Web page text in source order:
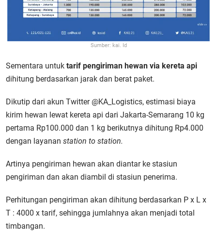
Sumber: kai. Id
Sementara untuk tarif pengiriman hewan via kereta api
dihitung berdasarkan jarak dan berat paket.
Dikutip dari akun Twitter @KA_Logistics, estimasi biaya
kirim hewan lewat kereta api dari Jakarta-Semarang 10 kg
pertama Rp100.000 dan 1 kg berikutnya dihitung Rp4.000
dengan layanan station to station.
Artinya pengiriman hewan akan diantar ke stasiun
pengiriman dan akan diambil di stasiun penerima.
Perhitungan pengiriman akan dihitung berdasarkan P x L x
T : 4000 x tarif, sehingga jumlahnya akan menjadi total
timbangan.